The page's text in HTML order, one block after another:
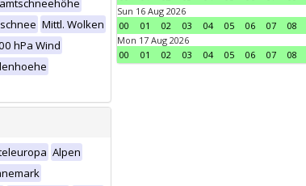
Mittl. Wolken
hPa Wind
Alpen
Sun 16 Aug 2026
00
01 02 03 04 05 06 07 08
Mon 17 Aug 2026
00
01 02 03 04 05 06 07 08